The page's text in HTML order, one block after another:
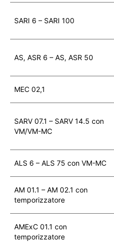
SARI 6 – SARI 100
AS, ASR 6 – AS, ASR 50
MEC 02,1
SARV 07.1 – SARV 14.5 con
VM/VM-MC
ALS 6 – ALS 75 con VM-MC
AM 01.1 – AM 02.1 con
temporizzatore
AMExC 01.1 con
temporizzatore